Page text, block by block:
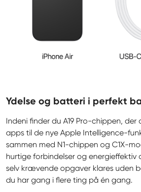
Ydelse og batteri i perfekt
Indeni finder du A19 Pro-chippen, der
apps til de nye Apple Intelligence-
sammen med N1-chippen og C1X-
hurtige forbindelser og
selv krævende opgaver klares uden
du har gang i flere ting på én gang.